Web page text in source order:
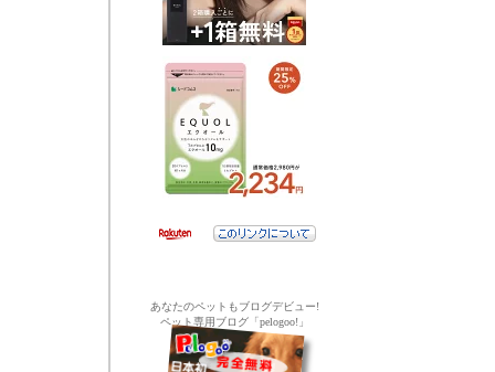
あなたのペットもブログデビュー!
ペット専用ブログ「pelogoo!」